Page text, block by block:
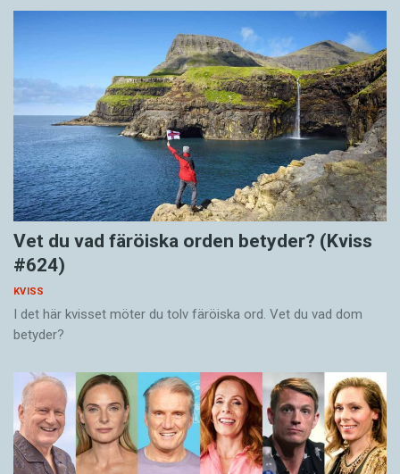
Vet du vad färöiska orden betyder? (Kviss
#624)
KVISS
I det här kvisset möter du tolv färöiska ord. Vet du vad dom
betyder?